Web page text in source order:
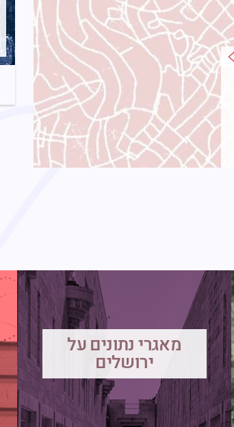
מאגרי נתונים על
ירושלים